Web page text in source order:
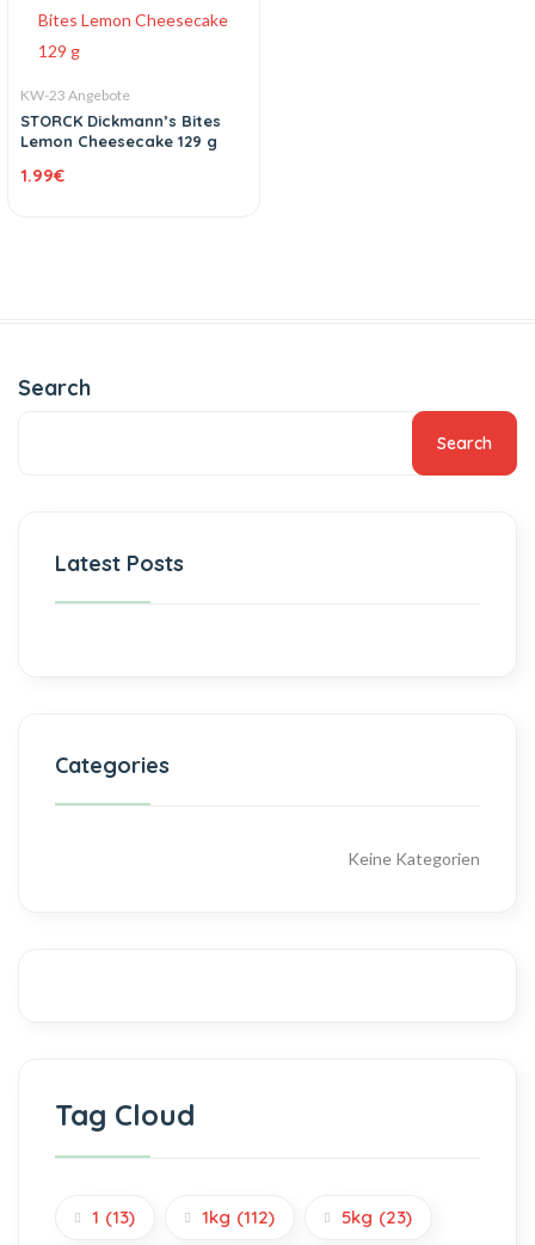
KW-23 Angebote
STORCK Dickmann’s Bites
Lemon Cheesecake 129 g
1.99€
Search
Search
Latest Posts
Categories
Keine Kategorien
Tag Cloud
1 (13) 1kg (112) 5kg (23)